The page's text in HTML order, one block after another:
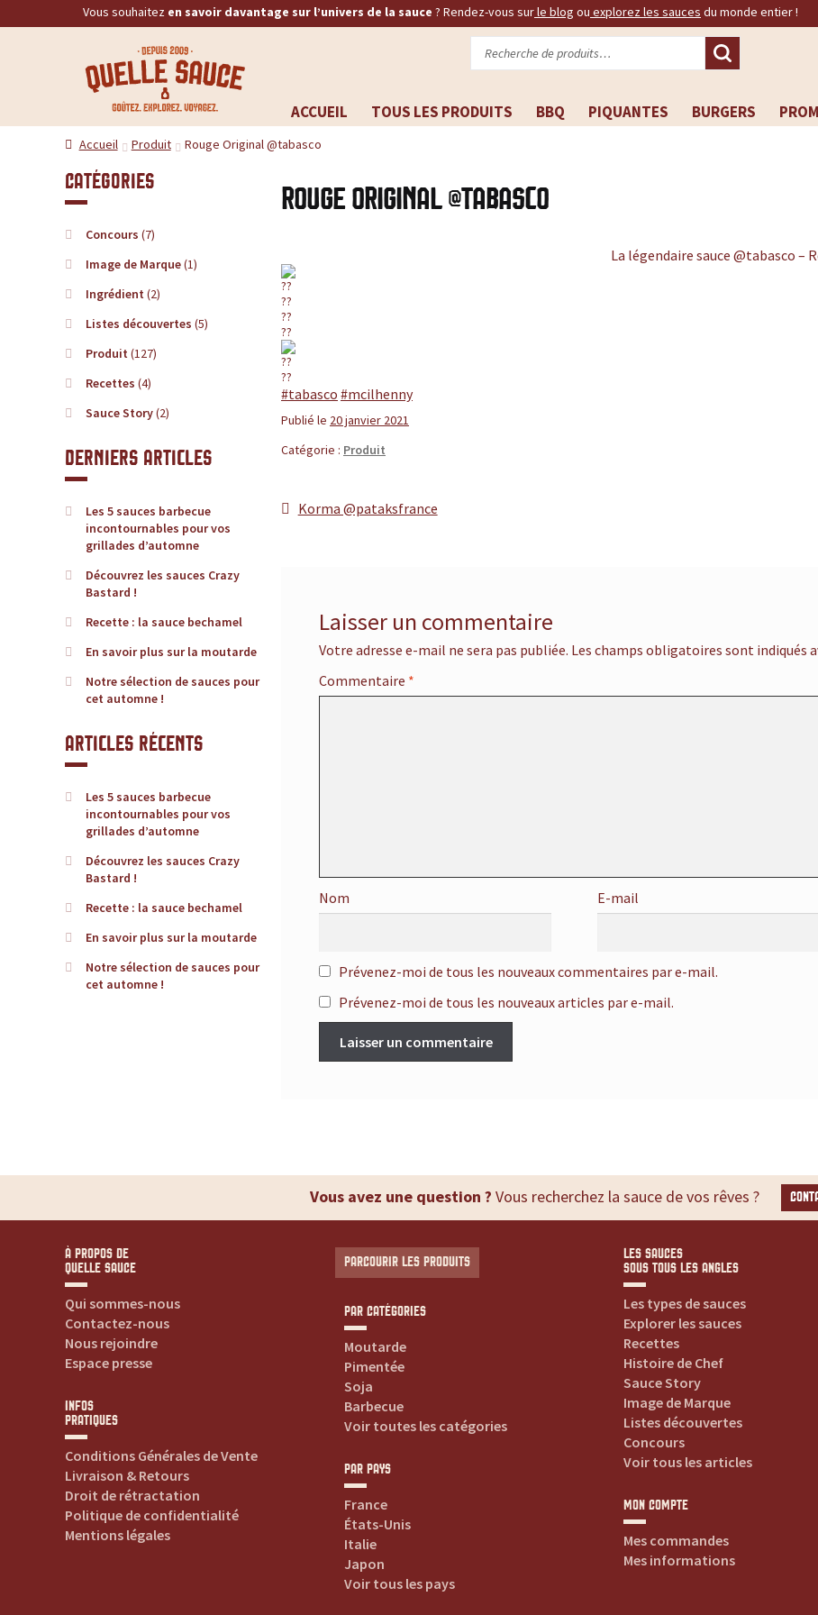
Vous souhaitez en savoir davantage sur l’univers de la sauce ? Rendez-vous surle blog ou explorez les sauces du monde entier !
Aller
la
navigation
Aller
contenu
e
l
l
e
S
a
u
c
e
l
e
s
t
e
r
é
n
c
e
p
o
u
r
t
o
pour :
ACCUEIL TOUS LES PRODUITS BBQ PIQUANTES BURGERS
Accueil Produit Rouge Original @tabasco
Rouge Original @tabasco
La légendaire sauce @tabasco –
#tabasco #mcilhenny
Publié le 20 janvier 2021
Catégorie : Produit
Navigation
Article
Korma @pataksfrance
Laisser un commentaire
Votre adresse e-mail ne sera pas publiée. Les champs obligatoires sont indiqués
Commentaire *
Nom E-mail
Prévenez-moi de tous les nouveaux commentaires par e-mail.
Prévenez-moi de tous les nouveaux articles par e-mail.
Catégories
Concours (7)
Image de Marque(1)
Ingrédient (2)
Listes découvertes (5)
Produit (127)
Recettes (4)
Sauce Story(2)
Derniers articles
Les 5 sauces barbecue
incontournables pour vos
grillades d’automne
Découvrez les sauces Crazy
Bastard !
Recette : la sauce bechamel
En savoir plus sur la moutarde
Notre sélection de sauces pour
cet automne !
Articles récents
Les 5 sauces barbecue
incontournables pour vos
grillades d’automne
Découvrez les sauces Crazy
Bastard !
Recette : la sauce bechamel
En savoir plus sur la moutarde
Notre sélection de sauces pour
cet automne !
Vous avez une question ? Vous recherchez la sauce de vos rêves ?
À PROPOS DE
QUELLE SAUCE
Qui sommes-nous
Contactez-nous
Nous rejoindre
Espace presse
INFOS
PRATIQUES
Conditions Générales de Vente
Livraison & Retours
Droit de rétractation
Politique de confidentialité
Mentions légales
PARCOURIR LES PRODUITS
PAR CATÉGORIES
Moutarde
Pimentée
Soja
Barbecue
Voir toutes les catégories
PAR PAYS
France
États-Unis
Italie
Japon
Voir tous les pays
LES SAUCES
SOUS TOUS LES ANGLES
Les types de sauces
Explorer les sauces
Recettes
Histoire de Chef
Sauce Story
Image de Marque
Listes découvertes
Concours
Voir tous les articles
MON COMPTE
Mes commandes
Mes informations